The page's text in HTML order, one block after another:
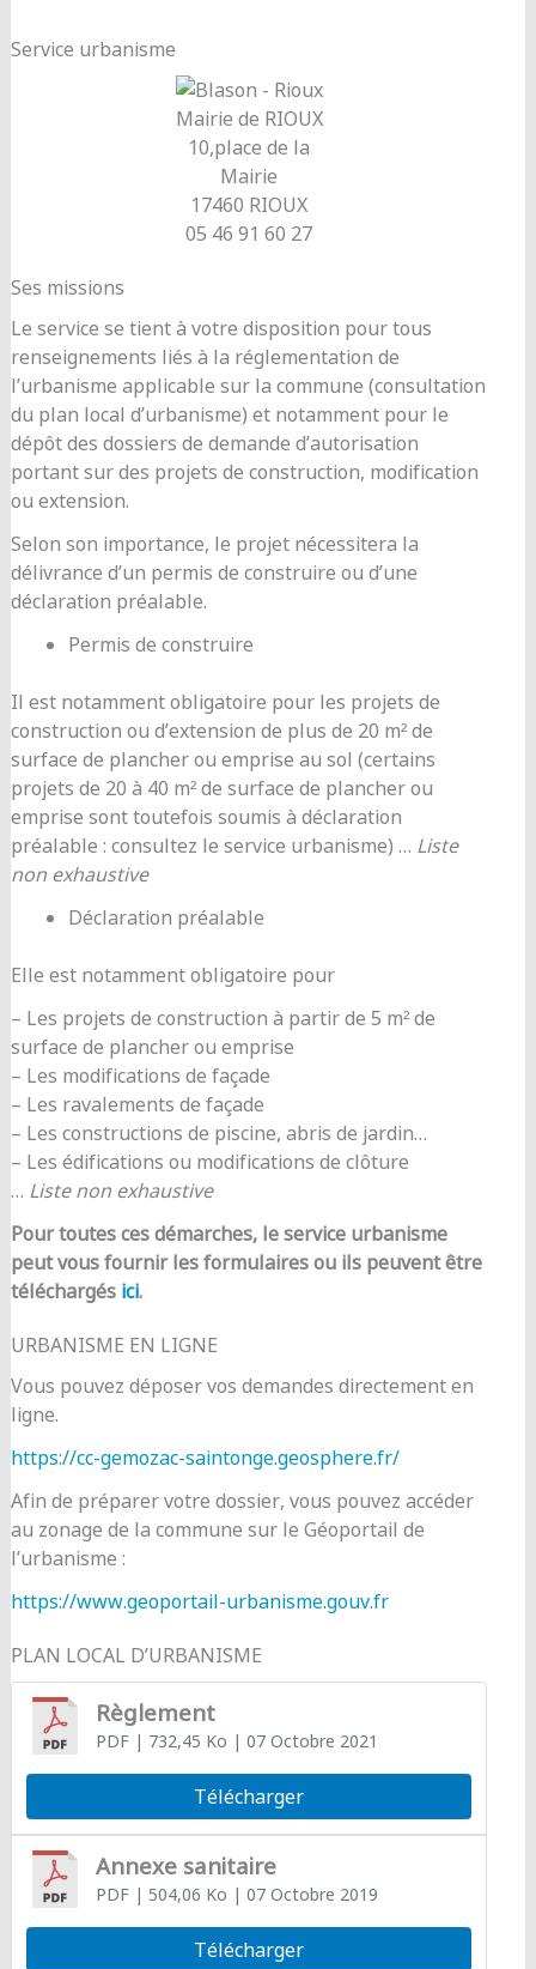
Service urbanisme
Mairie de RIOUX
10,place de la
Mairie
17460 RIOUX
05 46 91 60 27
Ses missions
Le service se tient à votre disposition pour tous
renseignements liés à la réglementation de
l’urbanisme applicable sur la commune (consultation
du plan local d’urbanisme) et notamment pour le
dépôt des dossiers de demande d’autorisation
portant sur des projets de construction, modification
ou extension.
Selon son importance, le projet nécessitera la
délivrance d’un permis de construire ou d’une
déclaration préalable.
Permis de construire
Il est notamment obligatoire pour les projets de
construction ou d’extension de plus de 20 m² de
surface de plancher ou emprise au sol (certains
projets de 20 à 40 m² de surface de plancher ou
emprise sont toutefois soumis à déclaration
préalable : consultez le service urbanisme) … Liste
non exhaustive
Déclaration préalable
Elle est notamment obligatoire pour
– Les projets de construction à partir de 5 m² de
surface de plancher ou emprise
– Les modifications de façade
– Les ravalements de façade
– Les constructions de piscine, abris de jardin…
– Les édifications ou modifications de clôture
… Liste non exhaustive
Pour toutes ces démarches, le service urbanisme
peut vous fournir les formulaires ou ils peuvent être
téléchargés ici.
URBANISME EN LIGNE
Vous pouvez déposer vos demandes directement en
ligne.
https://cc-gemozac-saintonge.geosphere.fr/
Afin de préparer votre dossier, vous pouvez accéder
au zonage de la commune sur le Géoportail de
l’urbanisme :
https://www.geoportail-urbanisme.gouv.fr
PLAN LOCAL D’URBANISME
Règlement
PDF| 732,45 Ko | 07 Octobre 2021
Télécharger
Annexe sanitaire
PDF| 504,06 Ko | 07 Octobre 2019
Télécharger